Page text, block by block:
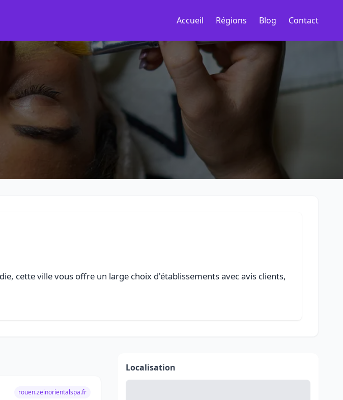
Accueil Régions Blog Contact
cette ville vous offre un large choix d'établissements avec avis clients,
rouen.zeinorientalspa.fr
Localisation